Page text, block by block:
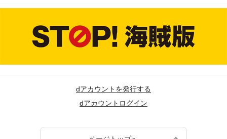
dアカウントを発行する
dアカウントログイン